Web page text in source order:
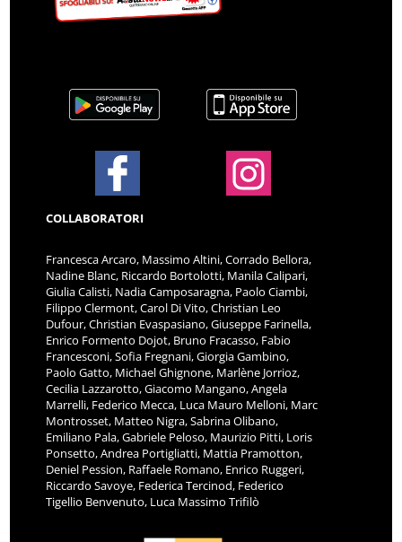
COLLABORATORI
Francesca Arcaro, Massimo Altini, Corrado Bellora,
Nadine Blanc, Riccardo Bortolotti, Manila Calipari,
Giulia Calisti, Nadia Camposaragna, Paolo Ciambi,
Filippo Clermont, Carol Di Vito, Christian Leo
Dufour, Christian Evaspasiano, Giuseppe Farinella,
Enrico Formento Dojot, Bruno Fracasso, Fabio
Francesconi, Sofia Fregnani, Giorgia Gambino,
Paolo Gatto, Michael Ghignone, Marlène Jorrioz,
Cecilia Lazzarotto, Giacomo Mangano, Angela
Marrelli, Federico Mecca, Luca Mauro Melloni, Marc
Montrosset, Matteo Nigra, Sabrina Olibano,
Emiliano Pala, Gabriele Peloso, Maurizio Pitti, Loris
Ponsetto, Andrea Portigliatti, Mattia Pramotton,
Deniel Pession, Raffaele Romano, Enrico Ruggeri,
Riccardo Savoye, Federica Tercinod, Federico
Tigellio Benvenuto, Luca Massimo Trifilò